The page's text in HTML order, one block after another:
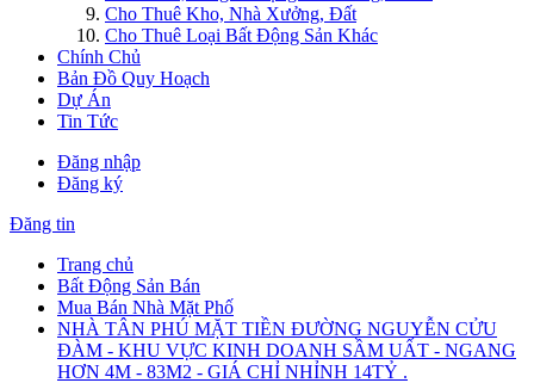
Cho Thuê Kho, Nhà Xưởng, Đất
Cho Thuê Loại Bất Động Sản Khác
Chính Chủ
Bản Đồ Quy Hoạch
Dự Án
Tin Tức
Đăng nhập
Đăng ký
Đăng tin
Trang chủ
Bất Động Sản Bán
Mua Bán Nhà Mặt Phố
NHÀ TÂN PHÚ MẶT TIỀN ĐƯỜNG NGUYỄN CỬU
ĐÀM - KHU VỰC KINH DOANH SẦM UẤT - NGANG
HƠN 4M - 83M2 - GIÁ CHỈ NHỈNH 14TỶ .